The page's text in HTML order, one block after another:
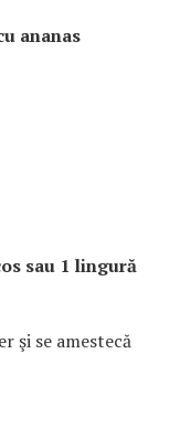
ananas
sau 1 lingură
şi se amestecă